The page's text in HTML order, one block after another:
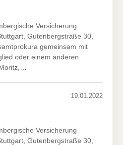
Versicherung
Gutenbergstraße 30,
gemeinsam mit
oder einem anderen
19.01.2022
Versicherung
Gutenbergstraße 30,